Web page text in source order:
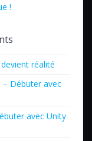
!
réalité
– Débuter avec
avec Unity